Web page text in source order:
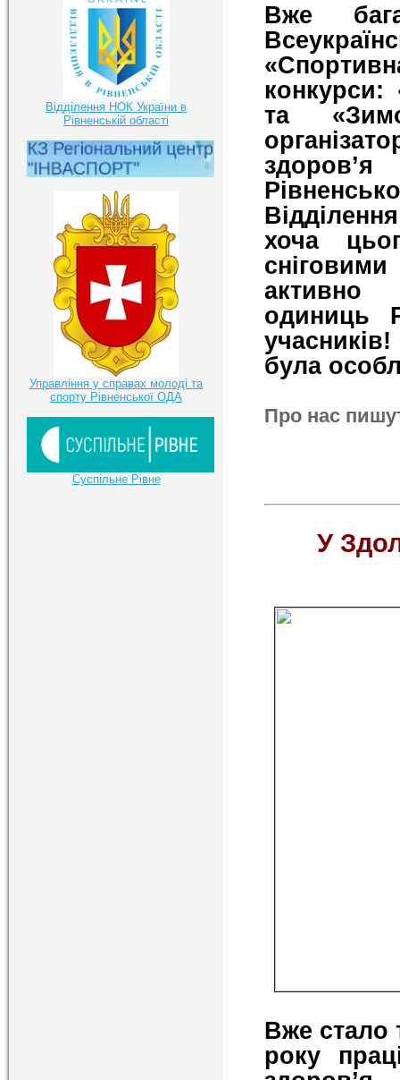
Вже
конкурси:
та
хоча
активно
одиниць
була
Про нас
У
Вже стало
року
Відділення НОК України в
Рівненській області
Управління у справах молоді та
спорту Рівненської ОДА
Суспільне Рівне